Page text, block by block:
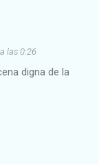
las 0:26
digna de la